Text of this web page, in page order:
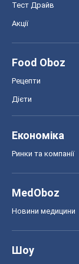
Тест Драйв
Акції
Food Oboz
Рецепти
Дієти
Економіка
Ринки та компанії
MedOboz
Новини медицини
Шоу